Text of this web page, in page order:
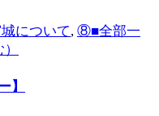
について, ⑧■全部一
】